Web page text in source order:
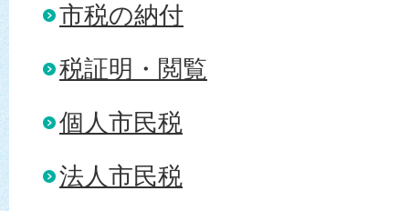
市税の納付
税証明・閲覧
個人市民税
法人市民税